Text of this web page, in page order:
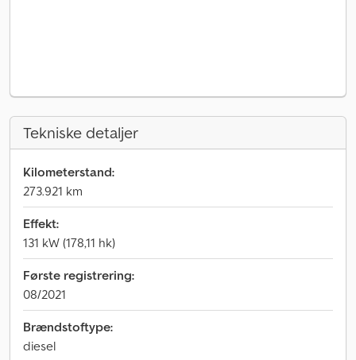
Tekniske detaljer
Kilometerstand:
273.921 km
Effekt:
131 kW (178,11 hk)
Første registrering:
08/2021
Brændstoftype:
diesel